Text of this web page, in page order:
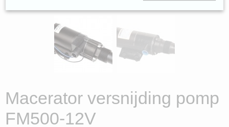
Macerator versnijding pomp
FM500-12V